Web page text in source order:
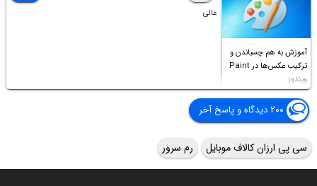
آموزش به هم چسباندن و
ترکیب عکس‌ها در Paint
ویندوز
عالی
۲۰۰ دیدگاه و پاسخ آخر
سی پی ارزان کالاف موبایل رم سرور